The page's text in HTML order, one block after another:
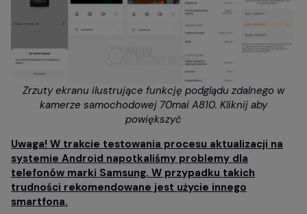
Zrzuty ekranu ilustrujące funkcję podglądu zdalnego w
kamerze samochodowej 70mai A810. Kliknij aby
powiększyć
Uwaga! W trakcie testowania procesu aktualizacji na
systemie Android napotkaliśmy problemy dla
telefonów marki Samsung. W przypadku takich
trudności rekomendowane jest użycie innego
smartfona.